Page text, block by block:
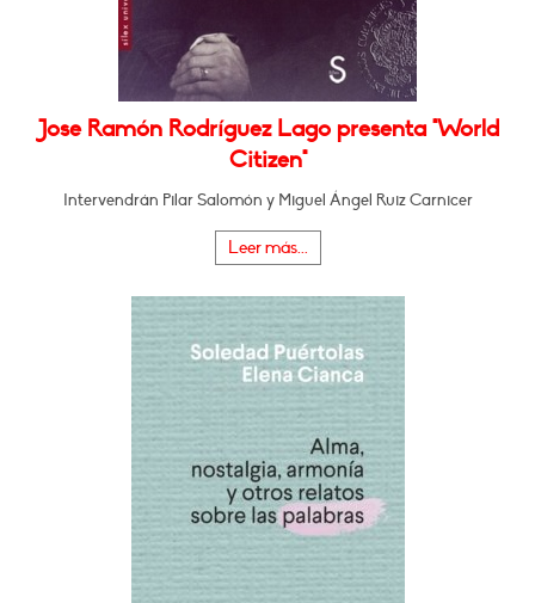
Jose Ramón Rodríguez Lago presenta "World
Citizen"
Intervendrán Pilar Salomón y Miguel Ángel Ruiz Carnicer
Leer más...